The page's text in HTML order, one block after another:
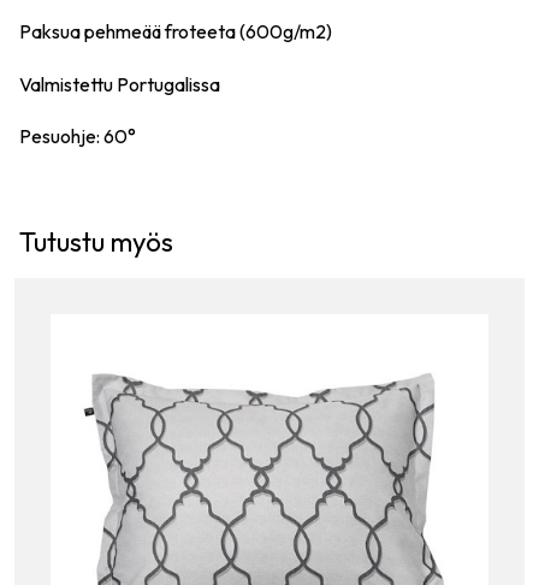
Paksua pehmeää froteeta (600g/m2)
Valmistettu Portugalissa
Pesuohje: 60°
Tutustu myös